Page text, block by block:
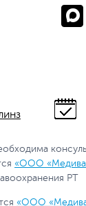
«ООО
РТ
«ООО